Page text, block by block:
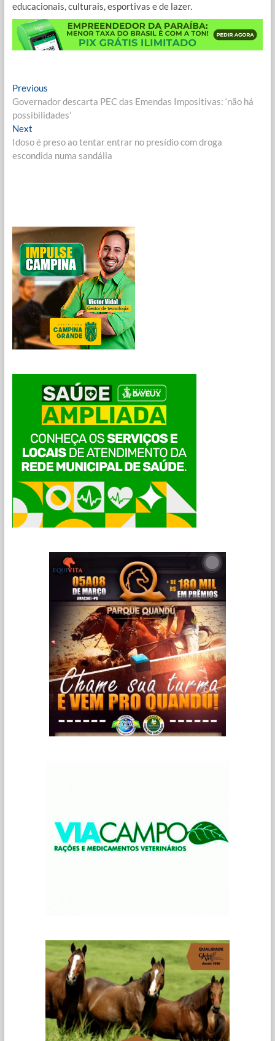
educacionais, culturais, esportivas e de lazer.
Navegação
de
Post
PreviousPrevious
post:
Governador descarta PEC das Emendas Impositivas: ‘não há
possibilidades’
NextNext
post:
Idoso é preso ao tentar entrar no presídio com droga
escondida numa sandália